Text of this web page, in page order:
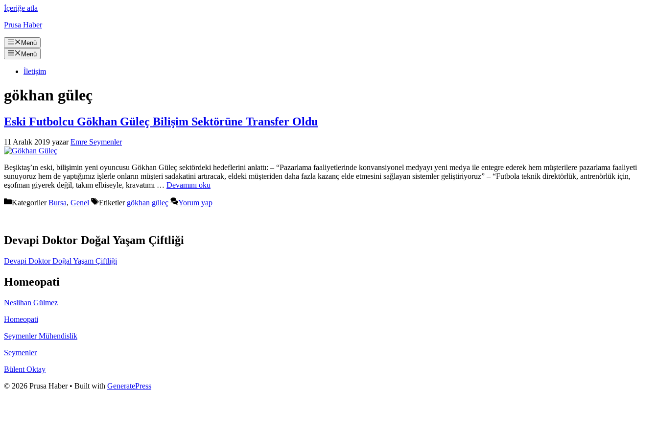
İçeriğe atla
Prusa Haber
Menü
Menü
İletişim
gökhan güleç
Eski Futbolcu Gökhan Güleç Bilişim Sektörüne Transfer Oldu
11 Aralık 2019 yazarEmre Seymenler
Beşiktaş’ın eski, bilişimin yeni oyuncusu Gökhan Güleç sektördeki hedeflerini anlattı: – “Pazarlama faaliyetlerinde konvansiyonel medyayı yeni medya ile entegre ederek hem müşterilere pazarlama faaliyeti
sunuyoruz hem de yaptığımız işlerle onların müşteri sadakatini artıracak, eldeki müşteriden daha fazla kazanç elde etmesini sağlayan sistemler geliştiriyoruz” – “Futbola teknik direktörlük, antrenörlük için,
eşofman giyerek değil, takım elbiseyle, kravatımı … Devamını oku
KategorilerBursa, Genel Etiketler gökhan güleç Yorum yap
Devapi Doktor Doğal Yaşam Çiftliği
Devapi Doktor Doğal Yaşam Çiftliği
Homeopati
Neslihan Gülmez
Homeopati
Seymenler Mühendislik
Seymenler
Bülent Oktay
© 2026 Prusa Haber• Built with GeneratePress